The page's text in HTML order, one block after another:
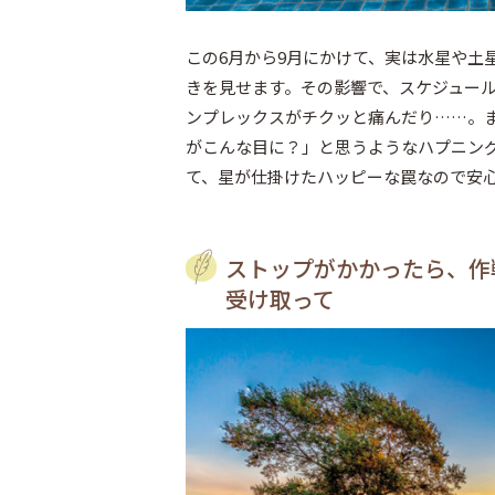
この6月から9月にかけて、実は水星や
きを見せます。その影響で、スケジュー
ンプレックスがチクッと痛んだり……。
がこんな目に？」と思うようなハプニ
て、星が仕掛けたハッピーな罠なので安
ストップがかかったら、
受け取って